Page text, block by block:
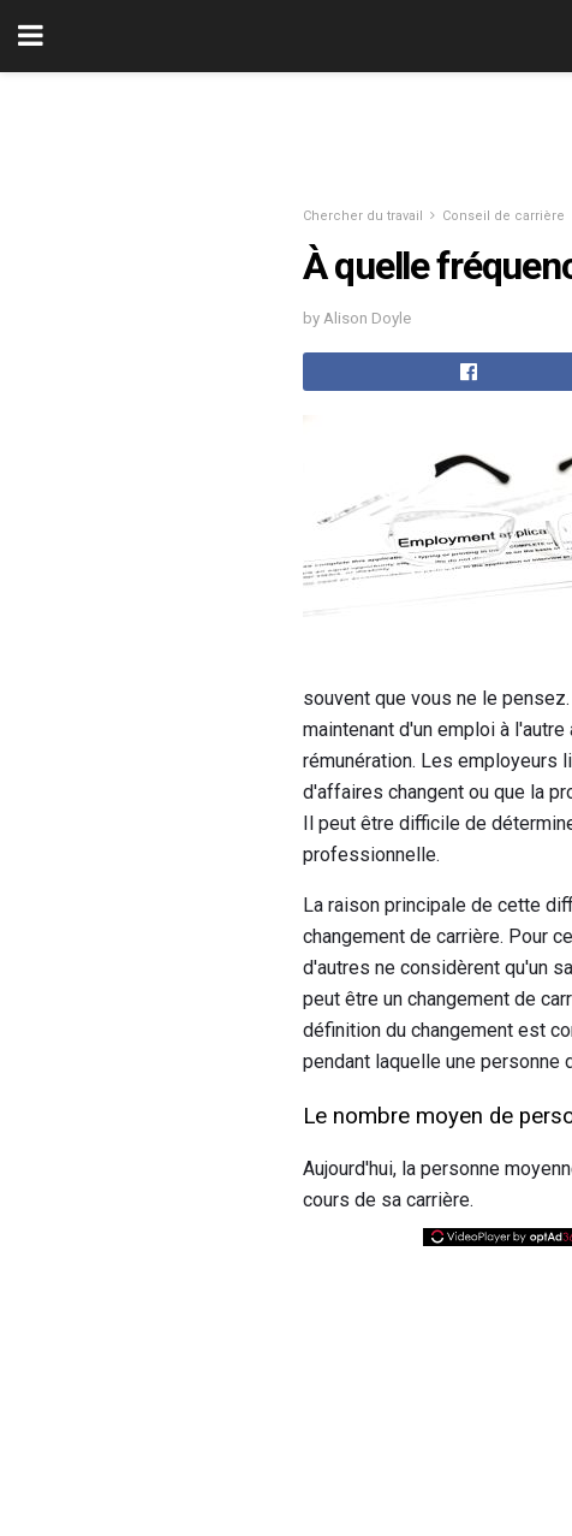
Chercher du travail Conseil de carrière
À quelle
by Alison Doyle
souvent que vous ne le
maintenant d'un emploi à
rémunération. Les employeurs
d'affaires changent ou que la
Il peut être difficile de
professionnelle.
La raison principale de cette
changement de carrière. Pour
d'autres ne considèrent qu'un
peut être un changement de
définition du changement est
pendant laquelle une personne
Le nombre moyen de
Aujourd'hui, la personne
cours de sa carrière.